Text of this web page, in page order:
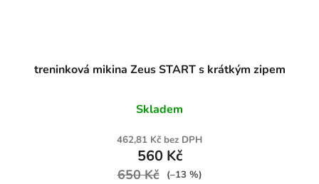
treninková mikina Zeus START s krátkým zipem
Skladem
462,81 Kč bez DPH
560 Kč
650 Kč (–13 %)